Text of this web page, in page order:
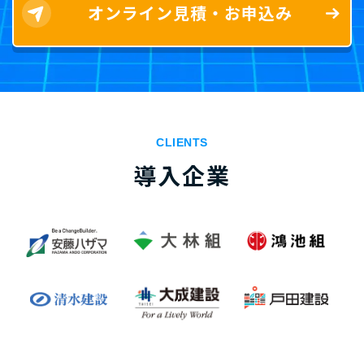
オンライン見積・お申込み
CLIENTS
導入企業